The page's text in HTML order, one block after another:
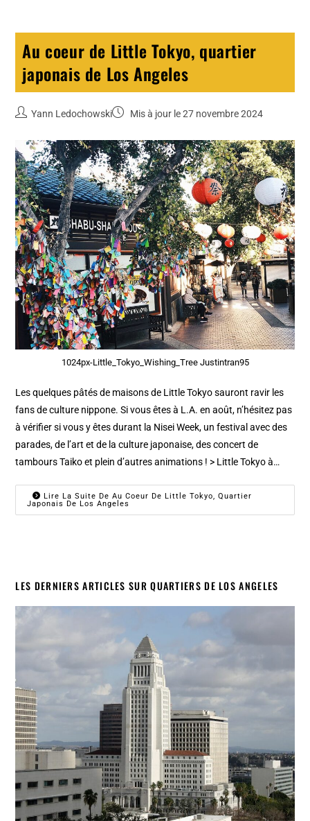
Au coeur de Little Tokyo, quartier
japonais de Los Angeles
Yann Ledochowski Mis à jour le 27 novembre 2024
1024px-Little_Tokyo_Wishing_Tree Justintran95
Les quelques pâtés de maisons de Little Tokyo sauront ravir les
fans de culture nippone. Si vous êtes à L.A. en août, n’hésitez pas
à vérifier si vous y êtes durant la Nisei Week, un festival avec des
parades, de l’art et de la culture japonaise, des concert de
tambours Taiko et plein d’autres animations ! > Little Tokyo à…
Lire La Suite De Au Coeur De Little Tokyo, Quartier
Japonais De Los Angeles
LES DERNIERS ARTICLES SUR QUARTIERS DE LOS ANGELES